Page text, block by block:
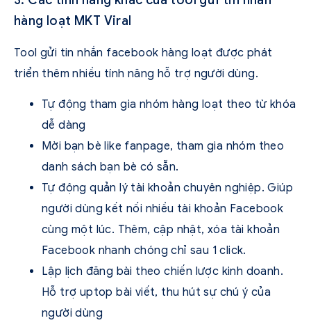
hàng loạt MKT Viral
Tool gửi tin nhắn facebook hàng loạt được phát
triển thêm nhiều tính năng hỗ trợ người dùng.
Tự động tham gia nhóm hàng loạt theo từ khóa
dễ dàng
Mời bạn bè like fanpage, tham gia nhóm theo
danh sách bạn bè có sẵn.
Tự động quản lý tài khoản chuyên nghiệp. Giúp
người dùng kết nối nhiều tài khoản Facebook
cùng một lúc. Thêm, cập nhật, xóa tài khoản
Facebook nhanh chóng chỉ sau 1 click.
Lập lịch đăng bài theo chiến lược kinh doanh.
Hỗ trợ uptop bài viết, thu hút sự chú ý của
người dùng